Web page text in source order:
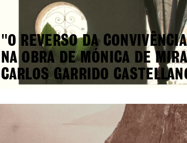
"O REVERSO DA
NA OBRA DE MÓNICA DE
CARLOS GARRIDO